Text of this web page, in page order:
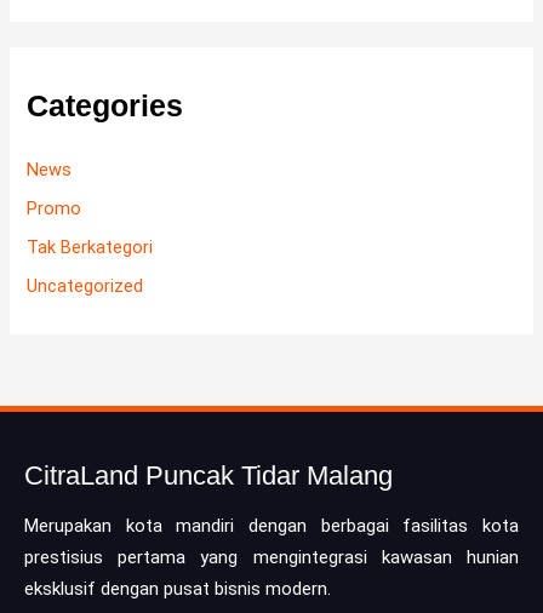
Categories
News
Promo
Tak Berkategori
Uncategorized
CitraLand Puncak Tidar Malang
Merupakan kota mandiri dengan berbagai fasilitas kota
prestisius pertama yang mengintegrasi kawasan hunian
eksklusif dengan pusat bisnis modern.